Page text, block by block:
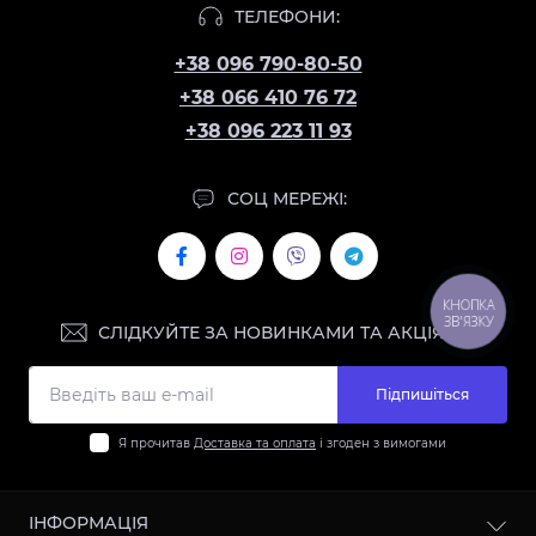
ТЕЛЕФОНИ:
+38 096 790-80-50
+38 066 410 76 72
+38 096 223 11 93
СОЦ МЕРЕЖІ:
СЛІДКУЙТЕ ЗА НОВИНКАМИ ТА АКЦІЯМИ:
Підпишіться
Я прочитав Доставка та оплата і згоден з вимогами
ІНФОРМАЦІЯ
КНОПКА
ЗВ'ЯЗКУ